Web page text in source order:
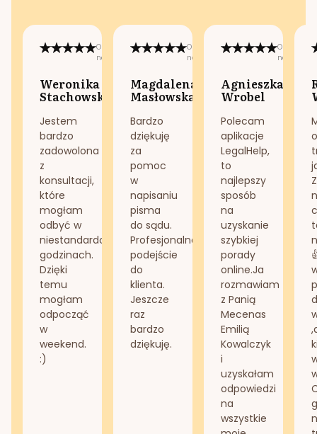
Opublikowano
na:
Weronika
Stachowska
Jestem
bardzo
zadowolona
z
konsultacji,
które
mogłam
odbyć w
niestandardowych
godzinach.
Dzięki
temu
mogłam
odpocząć
w
weekend.
:)
Opublikowano
na:
Magdalena
Masłowska
Bardzo
dziękuję
za
pomoc
w
napisaniu
pisma
do sądu.
Profesjonalne
podejście
do
klienta.
Jeszcze
raz
bardzo
dziękuję.
na:
Agnieszka
Wrobel
Polecam
aplikacje
LegalHelp,
to
najlepszy
sposób
na
uzyskanie
szybkiej
porady
online.Ja
rozmawiam
z Panią
Mecenas
Emilią
Kowalczyk
i
uzyskałam
odpowiedzi
na
wszystkie